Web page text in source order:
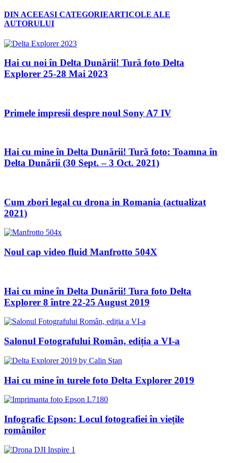
DIN ACEEASI CATEGORIEARTICOLE ALE
AUTORULUI
Hai cu noi în Delta Dunării! Tură foto Delta
Explorer 25-28 Mai 2023
Primele impresii despre noul Sony A7 IV
Hai cu mine în Delta Dunării! Tură foto: Toamna în
Delta Dunării (30 Sept. – 3 Oct. 2021)
Cum zbori legal cu drona in Romania (actualizat
2021)
Noul cap video fluid Manfrotto 504X
Hai cu mine în Delta Dunării! Tura foto Delta
Explorer 8 între 22-25 August 2019
Salonul Fotografului Român, ediția a VI-a
Hai cu mine în turele foto Delta Explorer 2019
Infografic Epson: Locul fotografiei în viețile
românilor